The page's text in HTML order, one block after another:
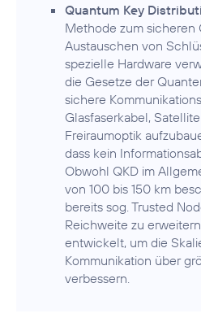
Quantum Key
Methode zum sicheren
Austauschen von
spezielle Hardware
die Gesetze der
sichere
Glasfaserkabel,
Freiraumoptik
dass kein
Obwohl QKD im
von 100 bis 150 km
bereits sog. Trusted
Reichweite zu
entwickelt, um die
Kommunikation über
verbessern.